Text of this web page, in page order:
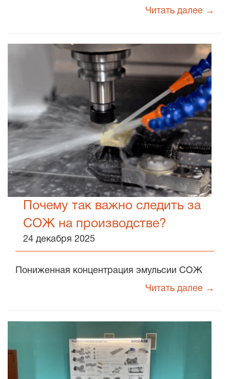
Читать далее →
Почему так важно следить за
СОЖ на производстве?
24 декабря 2025
Пониженная концентрация эмульсии СОЖ
Читать далее →